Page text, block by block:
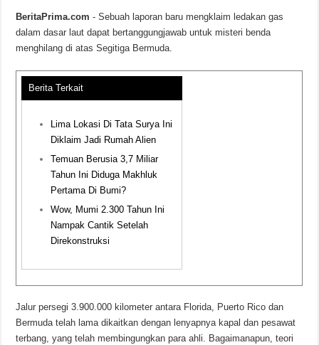
BeritaPrima.com - Sebuah laporan baru mengklaim ledakan gas
dalam dasar laut dapat bertanggungjawab untuk misteri benda
menghilang di atas Segitiga Bermuda.
Berita Terkait
Lima Lokasi Di Tata Surya Ini
Diklaim Jadi Rumah Alien
Temuan Berusia 3,7 Miliar
Tahun Ini Diduga Makhluk
Pertama Di Bumi?
Wow, Mumi 2.300 Tahun Ini
Nampak Cantik Setelah
Direkonstruksi
Jalur persegi 3.900.000 kilometer antara Florida, Puerto Rico dan
Bermuda telah lama dikaitkan dengan lenyapnya kapal dan pesawat
terbang, yang telah membingungkan para ahli. Bagaimanapun, teori